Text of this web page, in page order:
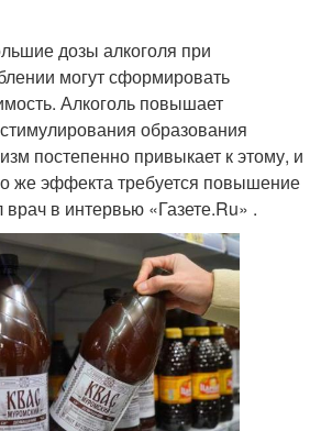
дозы алкоголя при
могут сформировать
Алкоголь повышает
образования
постепенно привыкает к этому, и
же эффекта требуется повышение
в интервью «Газете.Ru» .